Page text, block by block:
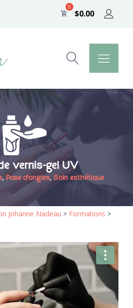
$0.00
vernis-gel UV
, Pose d'ongles, Soin esthétique
Johanne Nadeau > Formations >